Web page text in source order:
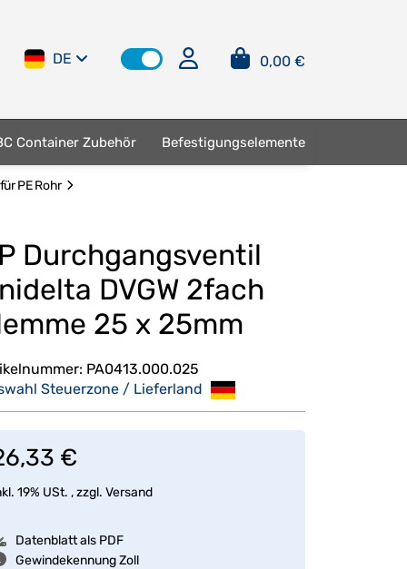
DE 0,00 €
Container Zubehör Befestigungselemente
PE Rohr
Durchgangsventil
DVGW 2fach
25 x 25mm
PA0413.000.025
Steuerzone / Lieferland
€
19% USt. , zzgl. Versand
Datenblatt als PDF
Gewindekennung Zoll